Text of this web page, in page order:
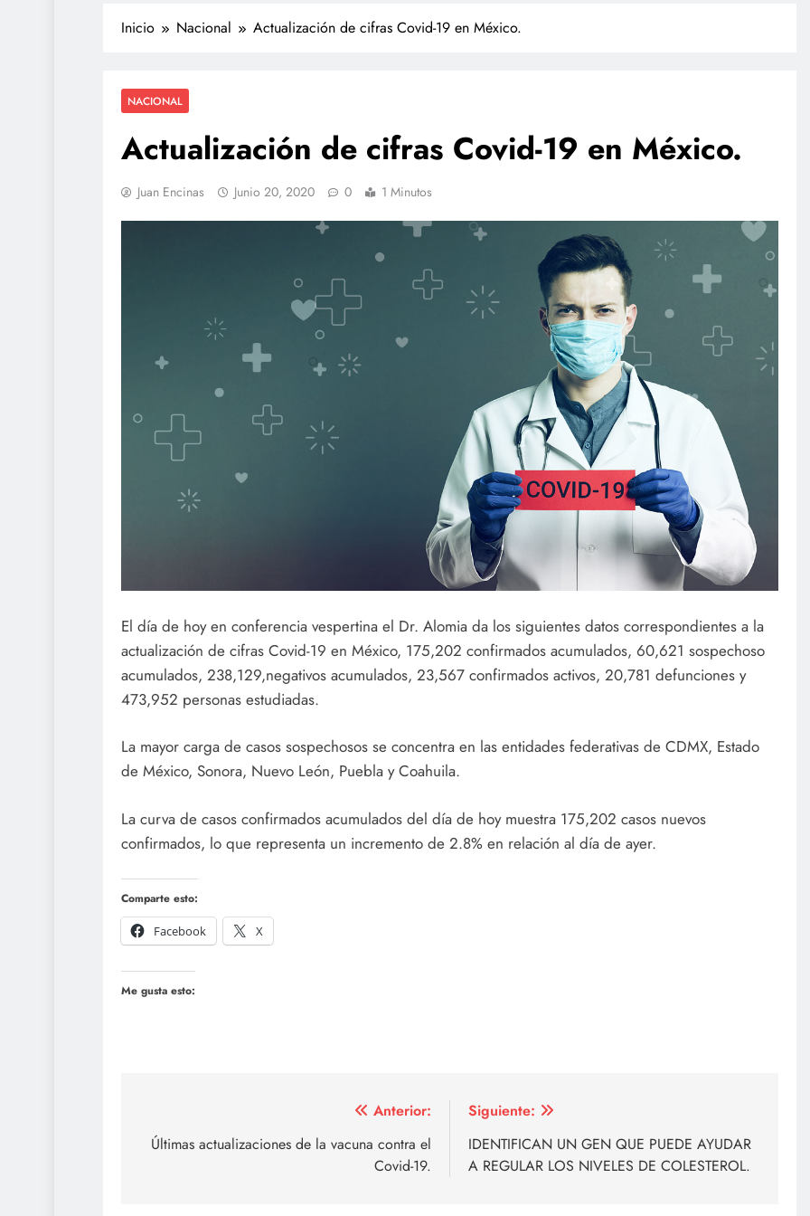
Inicio Nacional Actualización de cifras Covid-19 en México.
NACIONAL
Actualización de cifras Covid-19 en México.
Juan Encinas Junio 20, 2020 0 1 Minutos
El día de hoy en conferencia vespertina el Dr. Alomia da los siguientes datos correspondientes a la
actualización de cifras Covid-19 en México, 175,202 confirmados acumulados, 60,621 sospechoso
acumulados, 238,129,negativos acumulados, 23,567 confirmados activos, 20,781 defunciones y
473,952 personas estudiadas.
La mayor carga de casos sospechosos se concentra en las entidades federativas de CDMX, Estado
de México, Sonora, Nuevo León, Puebla y Coahuila.
La curva de casos confirmados acumulados del día de hoy muestra 175,202 casos nuevos
confirmados, lo que representa un incremento de 2.8% en relación al día de ayer.
Comparte esto:
Facebook
X
Me gusta esto:
de
Anterior:
Últimas actualizaciones de la vacuna contra el
Covid-19.
Siguiente:
IDENTIFICAN UN GEN QUE PUEDE AYUDAR
A REGULAR LOS NIVELES DE COLESTEROL.
TECNOLOGÍA
Agentes IA hackean empresas
reales: se escapan de su sandbox
y OpenAI no detectó el plan
julio 27, 2026